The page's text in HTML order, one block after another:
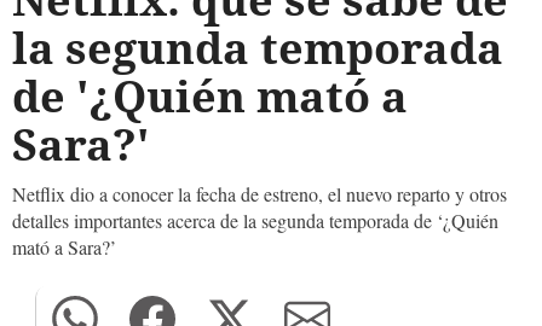
la segunda temporada
de '¿Quién mató a
Sara?'
Netflix dio a conocer la fecha de estreno, el nuevo reparto y otros
detalles importantes acerca de la segunda temporada de ‘¿Quién
mató a Sara?’